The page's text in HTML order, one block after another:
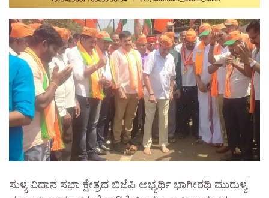
ಸುಳ್ಯ ವಿದಾನ ಸಭಾ ಕ್ಷೇತ್ರದ ಬಿಜೆಪಿ ಅಭ್ಯರ್ಥಿ ಭಾಗೀರಥಿ ಮುರುಳ್ಯ